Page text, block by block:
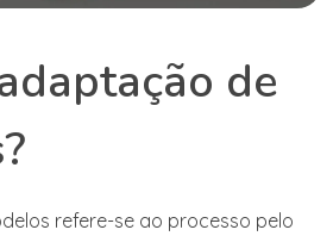
de
refere-se ao processo pelo